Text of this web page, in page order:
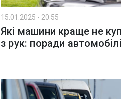
15.01.2025 - 20:55
Які машини краще не
з рук: поради